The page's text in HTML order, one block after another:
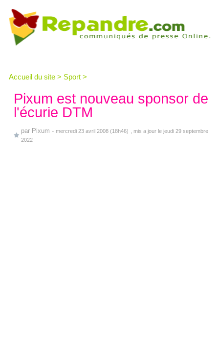
Accueil du site > Sport >
Pixum est nouveau sponsor de
l'écurie DTM
par Pixum - mercredi 23 avril 2008 (18h46)
, mis a jour le jeudi 29 septembre
2022